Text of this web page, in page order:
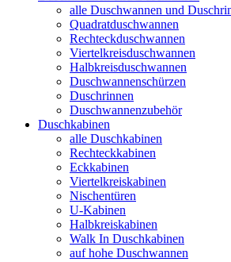
alle Duschwannen und
Quadratduschwannen
Rechteckduschwannen
Viertelkreisduschwannen
Halbkreisduschwannen
Duschwannenschürzen
Duschrinnen
Duschwannenzubehör
Duschkabinen
alle Duschkabinen
Rechteckkabinen
Eckkabinen
Viertelkreiskabinen
Nischentüren
U-Kabinen
Halbkreiskabinen
Walk In Duschkabinen
auf hohe Duschwannen